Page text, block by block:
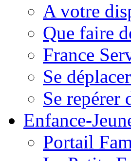
A votre
Que faire
France
Se déplacer
Se repérer
Enfance-
Portail